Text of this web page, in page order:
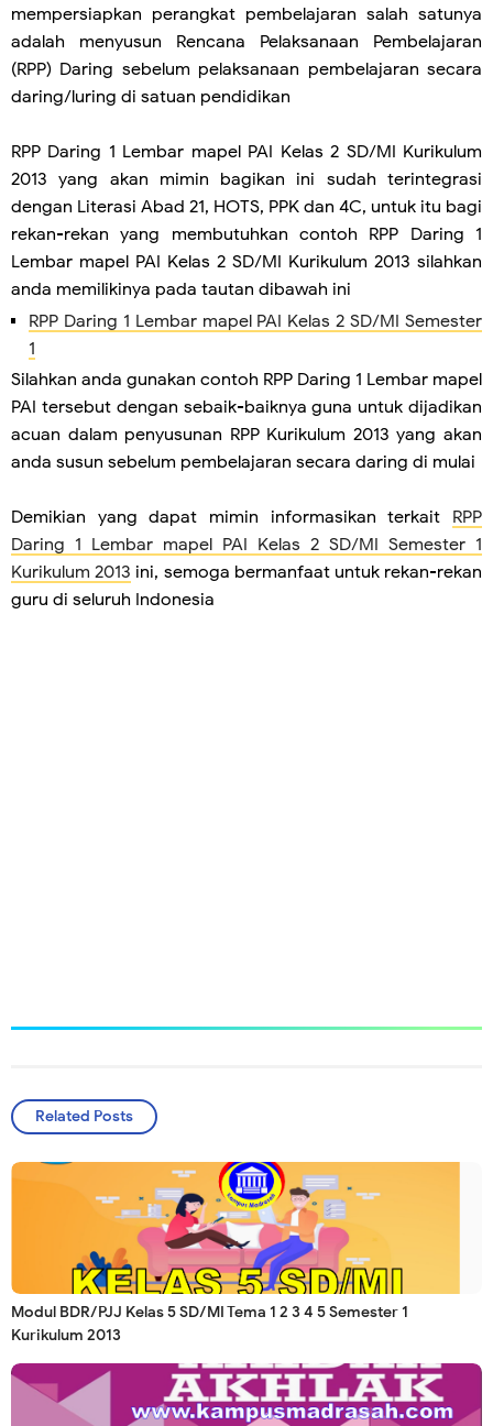
mempersiapkan perangkat pembelajaran salah satunya
adalah menyusun Rencana Pelaksanaan Pembelajaran
(RPP) Daring sebelum pelaksanaan pembelajaran secara
daring/luring di satuan pendidikan
RPP Daring 1 Lembar mapel PAI Kelas 2 SD/MI Kurikulum
2013 yang akan mimin bagikan ini sudah terintegrasi
dengan Literasi Abad 21, HOTS, PPK dan 4C, untuk itu bagi
rekan-rekan yang membutuhkan contoh RPP Daring 1
Lembar mapel PAI Kelas 2 SD/MI Kurikulum 2013 silahkan
anda memilikinya pada tautan dibawah ini
RPP Daring 1 Lembar mapel PAI Kelas 2 SD/MI Semester
1
Silahkan anda gunakan contoh RPP Daring 1 Lembar mapel
PAI tersebut dengan sebaik-baiknya guna untuk dijadikan
acuan dalam penyusunan RPP Kurikulum 2013 yang akan
anda susun sebelum pembelajaran secara daring di mulai
Demikian yang dapat mimin informasikan terkait RPP
Daring 1 Lembar mapel PAI Kelas 2 SD/MI Semester 1
Kurikulum 2013 ini, semoga bermanfaat untuk rekan-rekan
guru di seluruh Indonesia
Related Posts
Modul BDR/PJJ Kelas 5 SD/MI Tema 1 2 3 4 5 Semester 1
Kurikulum 2013